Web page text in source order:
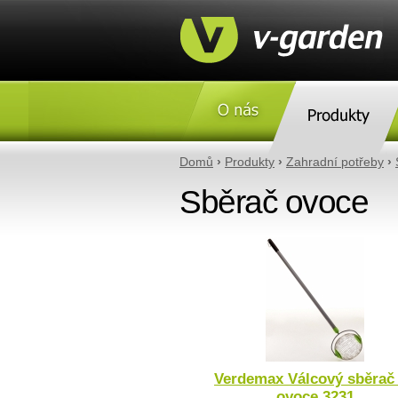
Domů › Produkty › Zahradní potřeby ›
Sběrač ovoce
Verdemax Válcový sběrač
O nás Produkty